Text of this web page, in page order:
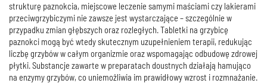
strukturę paznokcia, miejscowe leczenie samymi maściami czy lakierami
przeciwgrzybiczymi nie zawsze jest wystarczające – szczególnie w
przypadku zmian głębszych oraz rozległych. Tabletki na grzybicę
paznokci mogą być wtedy skutecznym uzupełnieniem terapii, redukując
liczbę grzybów w całym organizmie oraz wspomagając odbudowę zdrowej
płytki. Substancje zawarte w preparatach doustnych działają hamująco
na enzymy grzybów, co uniemożliwia im prawidłowy wzrost i rozmnażanie.